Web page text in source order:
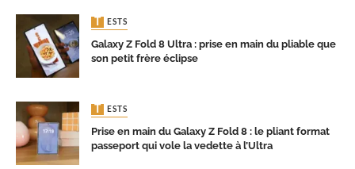
TESTS
Galaxy Z Fold 8 Ultra : prise en main du pliable que
son petit frère éclipse
TESTS
Prise en main du Galaxy Z Fold 8 : le pliant format
passeport qui vole la vedette à l’Ultra